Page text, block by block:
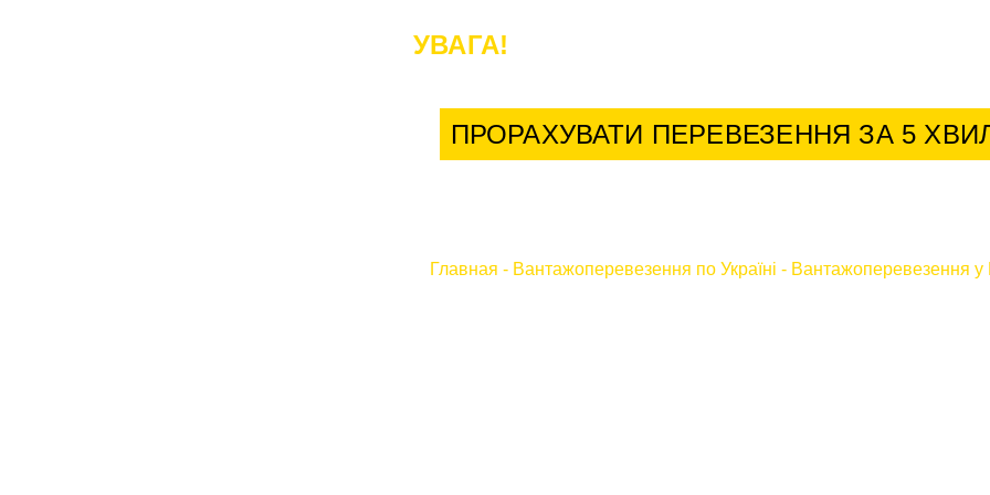
УВАГА!
ПРОРАХУВАТИ ПЕРЕВЕЗЕННЯ ЗА 5
Главная - Вантажоперевезення по Україні - Вантажоперевезення у